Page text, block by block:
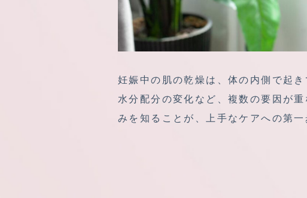
妊娠中の肌の乾燥は、体の内側で起
水分配分の変化など、複数の要因が
みを知ることが、上手なケアへの第一